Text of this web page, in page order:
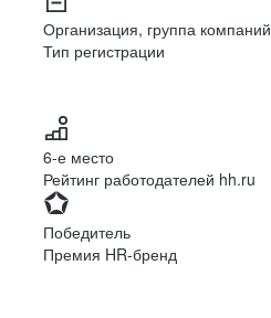
Организация, группа компаний
Тип регистрации
6-е место
Рейтинг работодателей hh.ru
Победитель
Премия HR-бренд